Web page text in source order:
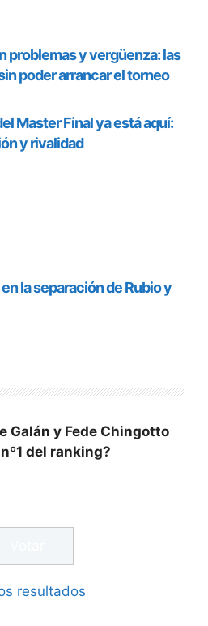
Galán y Fede Chingotto
del ranking?
resultados